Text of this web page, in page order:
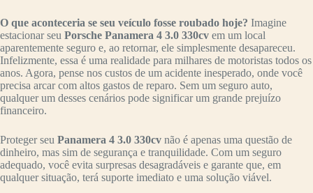
O que aconteceria se seu veículo fosse roubado hoje? Imagine
estacionar seu Porsche Panamera 4 3.0 330cv em um local
aparentemente seguro e, ao retornar, ele simplesmente desapareceu.
Infelizmente, essa é uma realidade para milhares de motoristas todos os
anos. Agora, pense nos custos de um acidente inesperado, onde você
precisa arcar com altos gastos de reparo. Sem um seguro auto,
qualquer um desses cenários pode significar um grande prejuízo
financeiro.
Proteger seu Panamera 4 3.0 330cv não é apenas uma questão de
dinheiro, mas sim de segurança e tranquilidade. Com um seguro
adequado, você evita surpresas desagradáveis e garante que, em
qualquer situação, terá suporte imediato e uma solução viável.